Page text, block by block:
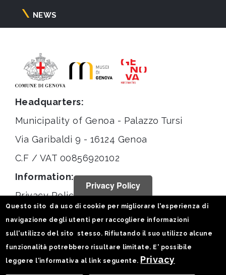
NEWS
Headquarters:
Municipality of Genoa - Palazzo Tursi
Via Garibaldi 9 - 16124 Genoa
C.F / VAT 00856920102
Information:
Privacy Policy
Statistiche
Follow us on:
Privacy Policy
Questo sito da uso di cookie per migliorare l'esperienza di
navigazione degli utenti per raccogliere informazioni
sull'utilizzo del sito stesso. Rifiutando il suo utilizzo alcune
funzionalità potrebbero risultare limitate. E' possibile
leggere l'informativa al link seguente. Privacy